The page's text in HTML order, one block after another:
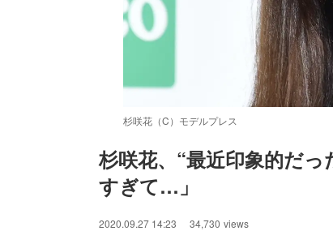
杉咲花（C）モデルプレス
杉咲花、“最近印象的だ
すぎて…」
2020.09.27 14:23 34,730 views